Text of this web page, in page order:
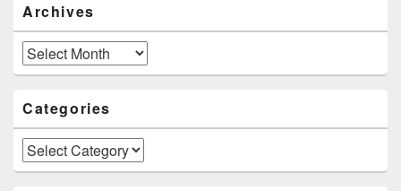
Sidebar
Widget
Area
Archives
Archives
Categories
Categories